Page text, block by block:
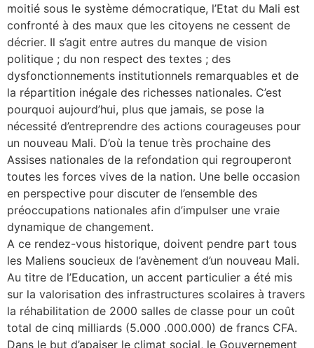
moitié sous le système démocratique, l’Etat du Mali est
confronté à des maux que les citoyens ne cessent de
décrier. Il s’agit entre autres du manque de vision
politique ; du non respect des textes ; des
dysfonctionnements institutionnels remarquables et de
la répartition inégale des richesses nationales. C’est
pourquoi aujourd’hui, plus que jamais, se pose la
nécessité d’entreprendre des actions courageuses pour
un nouveau Mali. D’où la tenue très prochaine des
Assises nationales de la refondation qui regrouperont
toutes les forces vives de la nation. Une belle occasion
en perspective pour discuter de l’ensemble des
préoccupations nationales afin d’impulser une vraie
dynamique de changement.
A ce rendez-vous historique, doivent pendre part tous
les Maliens soucieux de l’avènement d’un nouveau Mali.
Au titre de l’Education, un accent particulier a été mis
sur la valorisation des infrastructures scolaires à travers
la réhabilitation de 2000 salles de classe pour un coût
total de cinq milliards (5.000 .000.000) de francs CFA.
Dans le but d’apaiser le climat social, le Gouvernement